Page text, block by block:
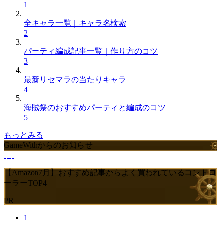
1
全キャラ一覧｜キャラ名検索
2
パーティ編成記事一覧｜作り方のコツ
3
最新リセマラの当たりキャラ
4
海賊祭のおすすめパーティと編成のコツ
5
もっとみる
GameWithからのお知らせ
【Amazon7月】おすすめ記事からよく買われているコントロ
ーラーTOP4
PR
1